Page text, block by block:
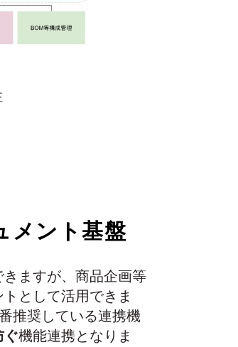
メント基盤
ますが、商品企画等
として活用できま
推奨している連携機
ぐ機能連携となりま